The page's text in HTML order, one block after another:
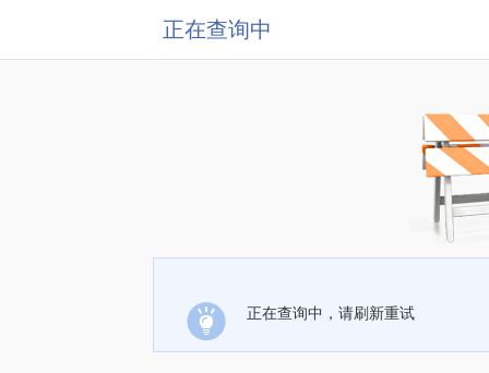
正在查询中
正在查询中，请刷新重试